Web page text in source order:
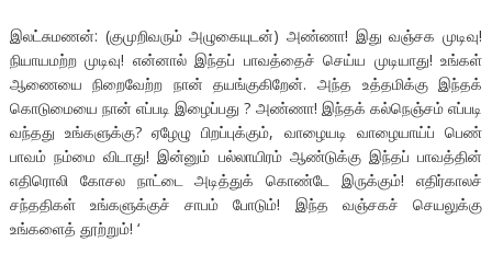
இலட்சுமணன்: (குமுறிவரும் அழுகையுடன்) அண்ணா! இது வஞ்சக முடிவு!
நியாயமற்ற முடிவு! என்னால் இந்தப் பாவத்தைச் செய்ய முடியாது! உங்கள்
ஆணையை நிறைவேற்ற நான் தயங்குகிறேன். அந்த உத்தமிக்கு இந்தக்
கொடுமையை நான் எப்படி இழைப்பது ? அண்ணா! இந்தக் கல்நெஞ்சம் எப்படி
வந்தது உங்களுக்கு? ஏழேழு பிறப்புக்கும், வாழையடி வாழையாய்ப் பெண்
பாவம் நம்மை விடாது! இன்னும் பல்லாயிரம் ஆண்டுக்கு இந்தப் பாவத்தின்
எதிரொலி கோசல நாட்டை அடித்துக் கொண்டே இருக்கும்! எதிர்காலச்
சந்ததிகள் உங்களுக்குச் சாபம் போடும்! இந்த வஞ்சகச் செயலுக்கு
உங்களைத் தூற்றும்! ‘